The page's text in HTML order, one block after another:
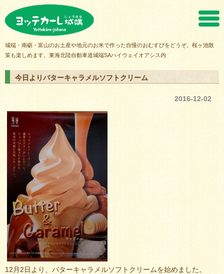
城端・南砺・富山のお土産や地元のお米で作った自慢のおむすびをどうぞ。桜ヶ池散
策も楽しめます。東海北陸自動車道城端SAハイウェイオアシス内
今日よりバターキャラメルソフトクリーム
2016-12-02
12月2日より、バターキャラメルソフトクリームを始めました。